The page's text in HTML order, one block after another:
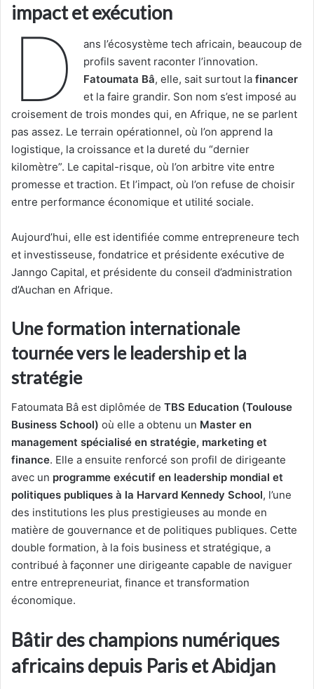
impact et exécution
D
ans l’écosystème tech africain, beaucoup de
profils savent raconter l’innovation.
Fatoumata Bâ, elle, sait surtout la financer
et la faire grandir. Son nom s’est imposé au
croisement de trois mondes qui, en Afrique, ne se parlent
pas assez. Le terrain opérationnel, où l’on apprend la
logistique, la croissance et la dureté du “dernier
kilomètre”. Le capital-risque, où l’on arbitre vite entre
promesse et traction. Et l’impact, où l’on refuse de choisir
entre performance économique et utilité sociale.
Aujourd’hui, elle est identifiée comme entrepreneure tech
et investisseuse, fondatrice et présidente exécutive de
Janngo Capital, et présidente du conseil d’administration
d’Auchan en Afrique.
Une formation internationale
tournée vers le leadership et la
stratégie
Fatoumata Bâ est diplômée de TBS Education (Toulouse
Business School) où elle a obtenu un Master en
management spécialisé en stratégie, marketing et
finance. Elle a ensuite renforcé son profil de dirigeante
avec un programme exécutif en leadership mondial et
politiques publiques à la Harvard Kennedy School, l’une
des institutions les plus prestigieuses au monde en
matière de gouvernance et de politiques publiques. Cette
double formation, à la fois business et stratégique, a
contribué à façonner une dirigeante capable de naviguer
entre entrepreneuriat, finance et transformation
économique.
Bâtir des champions numériques
africains depuis Paris et Abidjan